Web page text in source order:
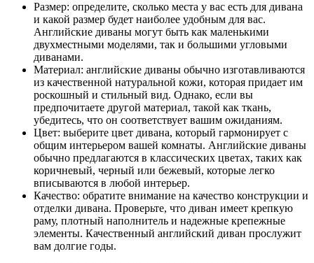
Размер: определите, сколько места у вас есть для дивана
и какой размер будет наиболее удобным для вас.
Английские диваны могут быть как маленькими
двухместными моделями, так и большими угловыми
диванами.
Материал: английские диваны обычно изготавливаются
из качественной натуральной кожи, которая придает им
роскошный и стильный вид. Однако, если вы
предпочитаете другой материал, такой как ткань,
убедитесь, что он соответствует вашим ожиданиям.
Цвет: выберите цвет дивана, который гармонирует с
общим интерьером вашей комнаты. Английские диваны
обычно предлагаются в классических цветах, таких как
коричневый, черный или бежевый, которые легко
вписываются в любой интерьер.
Качество: обратите внимание на качество конструкции и
отделки дивана. Проверьте, что диван имеет крепкую
раму, плотный наполнитель и надежные крепежные
элементы. Качественный английский диван прослужит
вам долгие годы.